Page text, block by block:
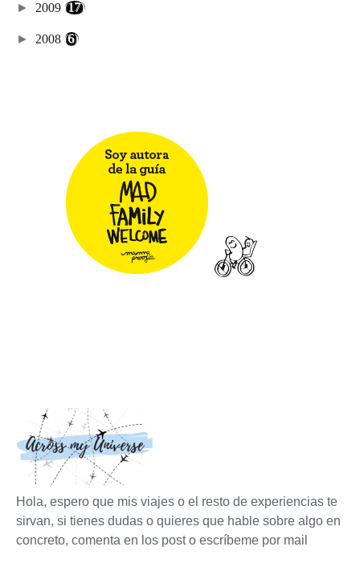
► 2009 (17)
► 2008 (6)
Hola, espero que mis viajes o el resto de experiencias te
sirvan, si tienes dudas o quieres que hable sobre algo en
concreto, comenta en los post o escríbeme por mail